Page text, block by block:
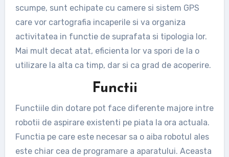
scumpe, sunt echipate cu camere si sistem GPS
care vor cartografia incaperile si va organiza
activitatea in functie de suprafata si tipologia lor.
Mai mult decat atat, eficienta lor va spori de la o
utilizare la alta ca timp, dar si ca grad de acoperire.
Functii
Functiile din dotare pot face diferente majore intre
robotii de aspirare existenti pe piata la ora actuala.
Functia pe care este necesar sa o aiba robotul ales
este chiar cea de programare a aparatului. Aceasta